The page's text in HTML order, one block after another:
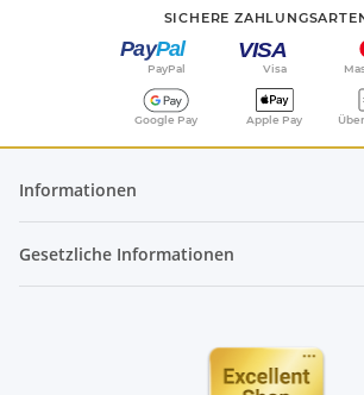
SICHERE
PayPal Visa
Google Pay Apple Pay
Informationen
Gesetzliche Informationen